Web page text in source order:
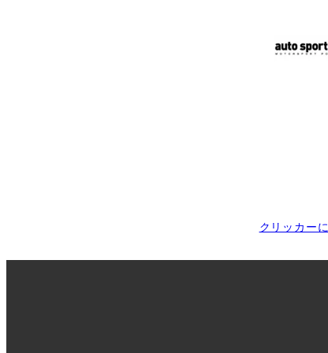
クリッカー